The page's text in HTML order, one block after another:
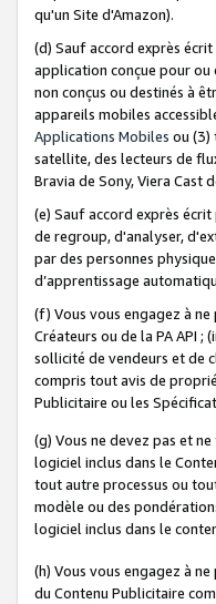
qu'un Site d'Amazon).
(d) Sauf accord exprès
application conçue pour
non conçus ou destinés à
appareils mobiles
Applications Mobiles ou (3)
satellite, des lecteurs de
Bravia de Sony, Viera Cast
(e) Sauf accord exprès écrit
de regroup, d'analyser,
par des personnes
d’apprentissage
(f) Vous vous engagez à
Créateurs ou de la PA API
sollicité de vendeurs et de
compris tout avis de
Publicitaire ou les
(g) Vous ne devez pas et
logiciel inclus dans le
tout autre processus ou
modèle ou des
logiciel inclus dans le
(h) Vous vous engagez à
du Contenu Publicitaire